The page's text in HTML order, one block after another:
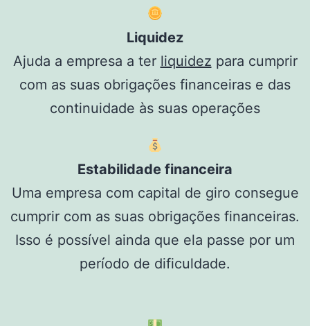
Liquidez
Ajuda a empresa a ter liquidez para cumprir
com as suas obrigações financeiras e das
continuidade às suas operações
Estabilidade financeira
Uma empresa com capital de giro consegue
cumprir com as suas obrigações financeiras.
Isso é possível ainda que ela passe por um
período de dificuldade.